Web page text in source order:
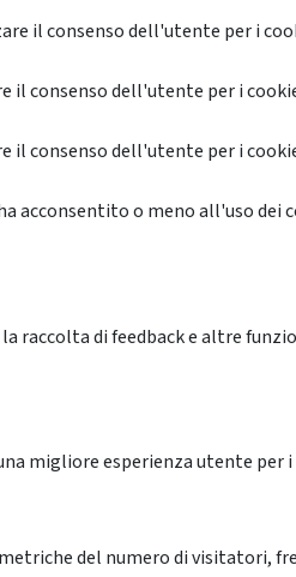
il consenso dell'utente per i
il consenso dell'utente per i
il consenso dell'utente per i
acconsentito o meno all'uso dei
raccolta di feedback e altre
migliore esperienza utente per
del numero di visitatori,